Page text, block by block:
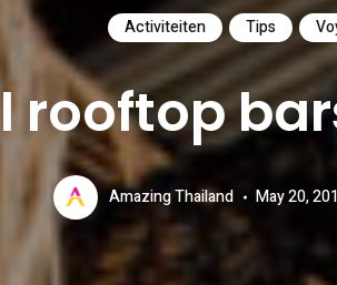
Activiteiten Tips
rooftop
Amazing Thailand May 20,